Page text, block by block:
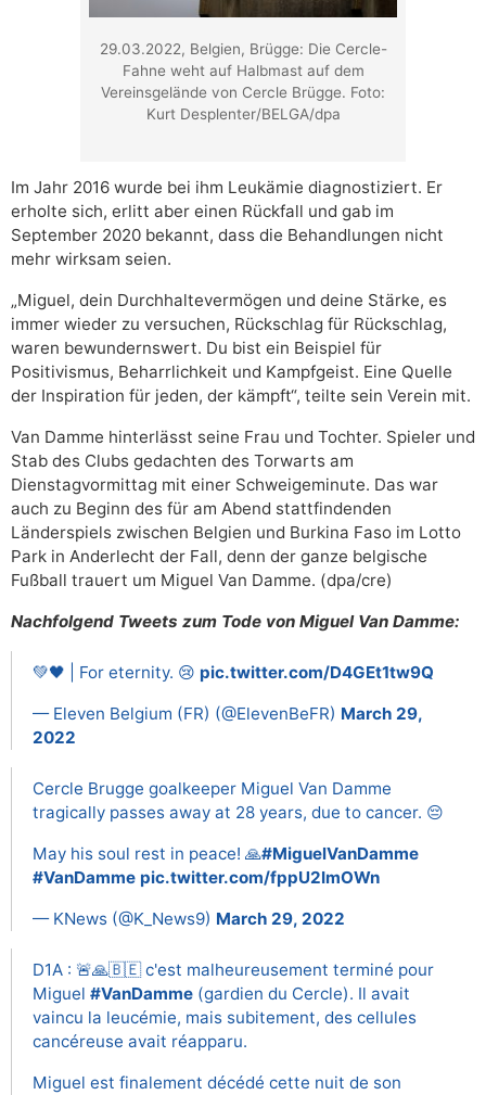
29.03.2022, Belgien, Brügge: Die Cercle-
Fahne weht auf Halbmast auf dem
Vereinsgelände von Cercle Brügge. Foto:
Kurt Desplenter/BELGA/dpa
Im Jahr 2016 wurde bei ihm Leukämie diagnostiziert. Er
erholte sich, erlitt aber einen Rückfall und gab im
September 2020 bekannt, dass die Behandlungen nicht
mehr wirksam seien.
„Miguel, dein Durchhaltevermögen und deine Stärke, es
immer wieder zu versuchen, Rückschlag für Rückschlag,
waren bewundernswert. Du bist ein Beispiel für
Positivismus, Beharrlichkeit und Kampfgeist. Eine Quelle
der Inspiration für jeden, der kämpft“, teilte sein Verein mit.
Van Damme hinterlässt seine Frau und Tochter. Spieler und
Stab des Clubs gedachten des Torwarts am
Dienstagvormittag mit einer Schweigeminute. Das war
auch zu Beginn des für am Abend stattfindenden
Länderspiels zwischen Belgien und Burkina Faso im Lotto
Park in Anderlecht der Fall, denn der ganze belgische
Fußball trauert um Miguel Van Damme. (dpa/cre)
Nachfolgend Tweets zum Tode von Miguel Van Damme:
💚🖤 | For eternity. 😢 pic.twitter.com/D4GEt1tw9Q
— Eleven Belgium (FR) (@ElevenBeFR) March 29,
2022
Cercle Brugge goalkeeper Miguel Van Damme
tragically passes away at 28 years, due to cancer. 😔
May his soul rest in peace! 🙏#MiguelVanDamme
#VanDamme pic.twitter.com/fppU2ImOWn
— KNews (@K_News9) March 29, 2022
D1A : 🚨🙏🇧🇪 c'est malheureusement terminé pour
Miguel #VanDamme (gardien du Cercle). Il avait
vaincu la leucémie, mais subitement, des cellules
cancéreuse avait réapparu.
Miguel est finalement décédé cette nuit de son